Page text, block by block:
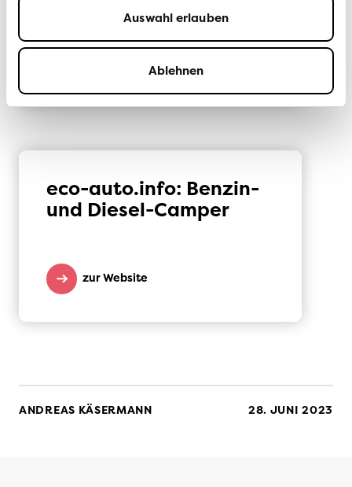
Auswahl erlauben
Ablehnen
eco-auto.info: Benzin-
und Diesel-Camper
zur Website
ANDREAS KÄSERMANN 28. JUNI 2023